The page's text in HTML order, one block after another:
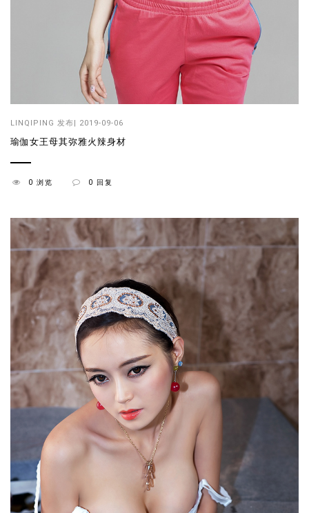
LINQIPING 发布| 2019-09-06
瑜伽女王母其弥雅火辣身材
0 浏览 0 回复